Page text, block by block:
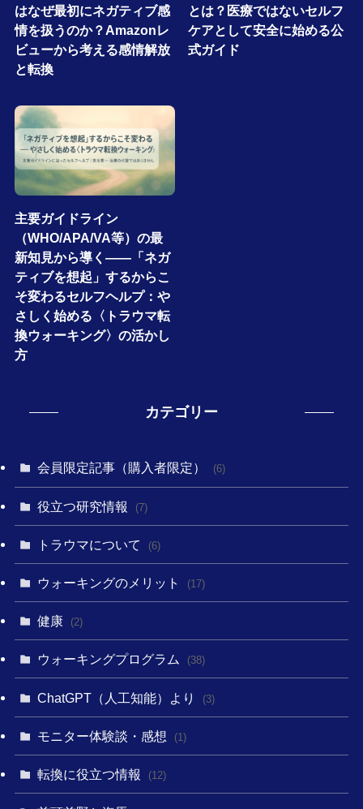
はなぜ最初にネガティブ感
情を扱うのか？Amazonレ
ビューから考える感情解放
と転換
とは？医療ではないセルフ
ケアとして安全に始める公
式ガイド
主要ガイドライン
（WHO/APA/VA等）の最
新知見から導く――「ネガ
ティブを想起」するからこ
そ変わるセルフヘルプ：や
さしく始める〈トラウマ転
換ウォーキング〉の活かし
方
カテゴリー
会員限定記事（購入者限定） (6)
役立つ研究情報 (7)
トラウマについて (6)
ウォーキングのメリット (17)
健康 (2)
ウォーキングプログラム (38)
ChatGPT（人工知能）より (3)
モニター体験談・感想 (1)
転換に役立つ情報 (12)